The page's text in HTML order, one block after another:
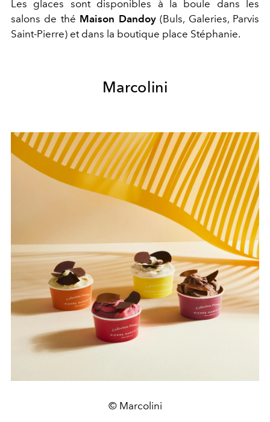
Les glaces sont disponibles à la boule dans les
salons de thé Maison Dandoy(Buls, Galeries, Parvis
Saint-Pierre) et dans la boutique place Stéphanie.
Marcolini
© Marcolini